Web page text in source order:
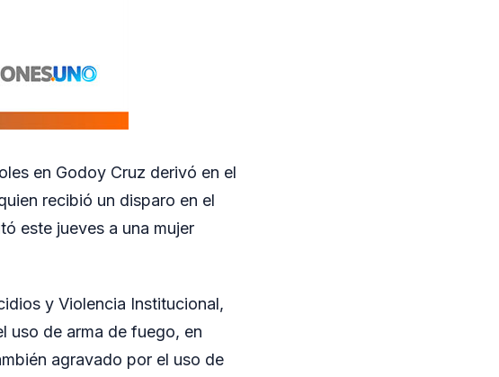
en Godoy Cruz derivó en el
recibió un disparo en el
este jueves a una mujer
y Violencia Institucional,
uso de arma de fuego, en
agravado por el uso de